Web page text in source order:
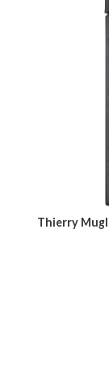
Thierry